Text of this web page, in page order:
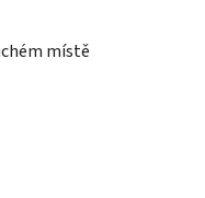
místě